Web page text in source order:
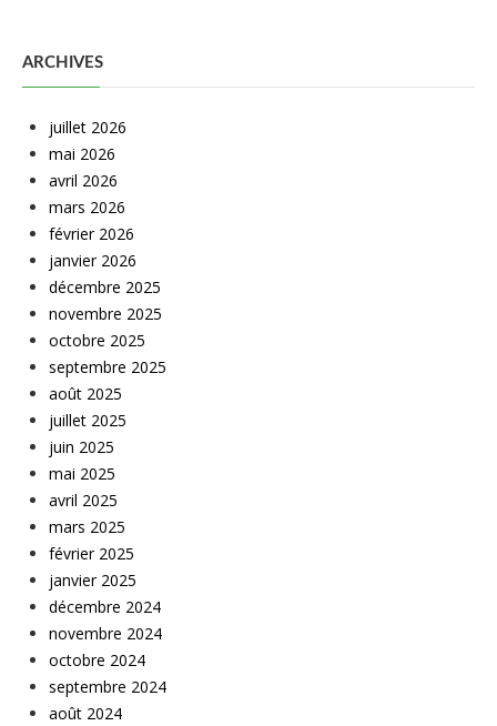
ARCHIVES
juillet 2026
mai 2026
avril 2026
mars 2026
février 2026
janvier 2026
décembre 2025
novembre 2025
octobre 2025
septembre 2025
août 2025
juillet 2025
juin 2025
mai 2025
avril 2025
mars 2025
février 2025
janvier 2025
décembre 2024
novembre 2024
octobre 2024
septembre 2024
août 2024